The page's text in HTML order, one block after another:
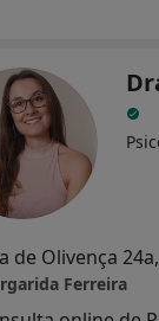
de Olivença
Ferreira